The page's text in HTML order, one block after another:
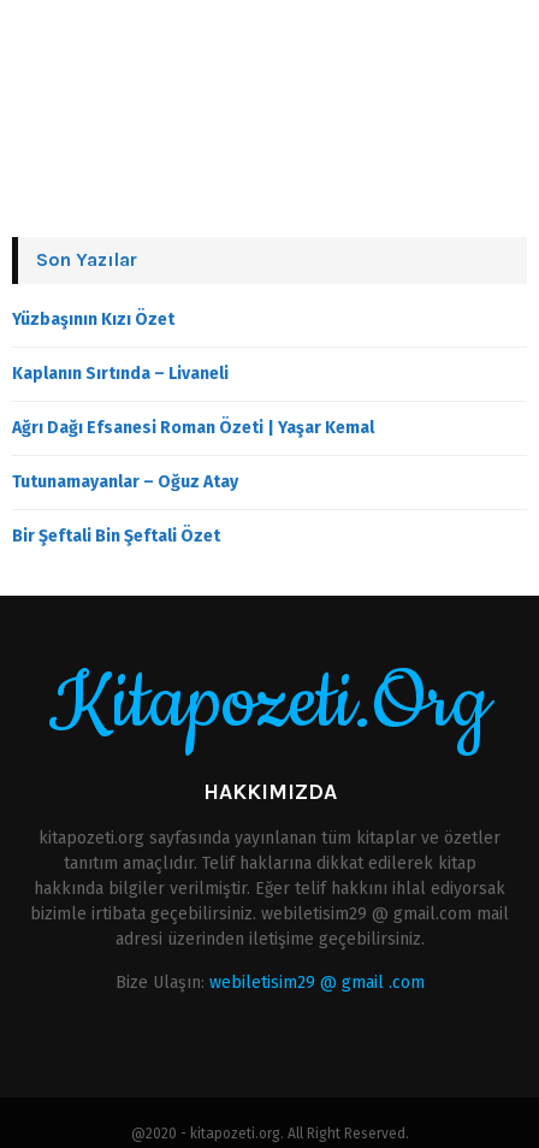
Son Yazılar
Yüzbaşının Kızı Özet
Kaplanın Sırtında – Livaneli
Ağrı Dağı Efsanesi Roman Özeti | Yaşar Kemal
Tutunamayanlar – Oğuz Atay
Bir Şeftali Bin Şeftali Özet
Kitapozeti.Org
HAKKIMIZDA
kitapozeti.org sayfasında yayınlanan tüm kitaplar ve özetler
tanıtım amaçlıdır. Telif haklarına dikkat edilerek kitap
hakkında bilgiler verilmiştir. Eğer telif hakkını ihlal ediyorsak
bizimle irtibata geçebilirsiniz. webiletisim29 @ gmail.com mail
adresi üzerinden iletişime geçebilirsiniz.
Bize Ulaşın: webiletisim29 @ gmail .com
@2020 - kitapozeti.org. All Right Reserved.